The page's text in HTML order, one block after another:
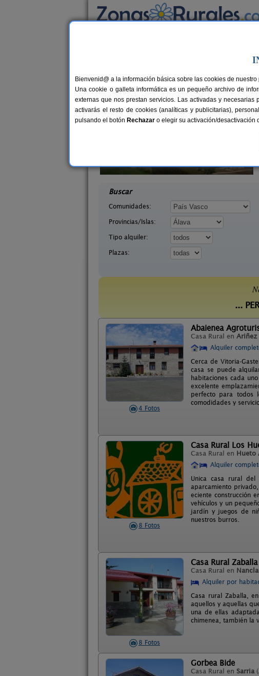
Casas Rurales cerca de
50 €
Buscar
Comunidades:
Provincias/Islas:
Tipo alquiler:
Plazas:
...
4 Fotos
Abaienea
Casa Rural en Ariñez
Alquiler
Cerca de Vitoria-
casa se puede
habitaciones cada
excelente
perfecto para todos
comodidades y
8 Fotos
Casa Rural Los
Casa Rural en Hueto
Alquiler
Unica casa rural
aparcamiento
eciente construcción
vehículos y un
jardín y juegos de
nuestros burros.
8 Fotos
Casa Rural Zaballa
Casa Rural en
Alquiler por
Casa rural Zaballa,
aquellos y aquellas
una de ellas
chimenea, también la
Gorbea Bide
Casa Rural en Sarria
Bienvenid@ a la información básica sobre las cookies de
Una cookie o galleta informática es un pequeño archivo de
externas que nos prestan servicios. Las activadas y
activarás el resto de cookies (analíticas y publicitarias),
pulsando el botón Rechazar o elegir su activación/desactivación